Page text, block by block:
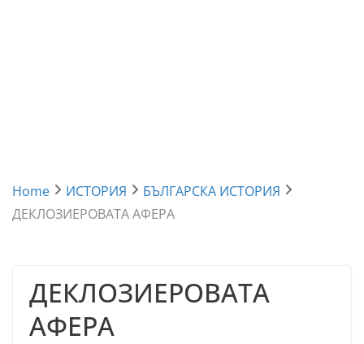
Home ИСТОРИЯ
БЪЛГАРСКА ИСТОРИЯ
ДЕКЛОЗИЕРОВАТА АФЕРА
ДЕКЛОЗИЕРОВАТА
АФЕРА